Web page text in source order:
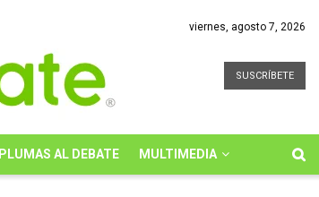
viernes, agosto 7, 2026
SUSCRÍBETE
PLUMAS AL DEBATE MULTIMEDIA